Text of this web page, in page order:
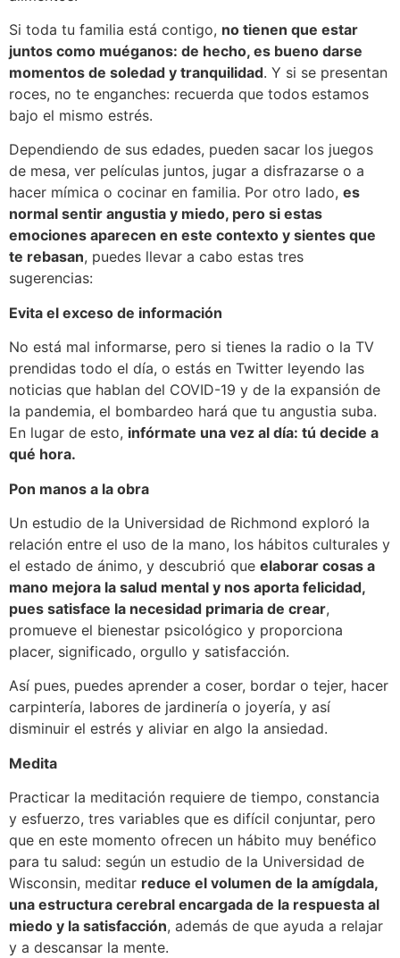
Si toda tu familia está contigo, no tienen que estar
juntos como muéganos: de hecho, es bueno darse
momentos de soledad y tranquilidad. Y si se presentan
roces, no te enganches: recuerda que todos estamos
bajo el mismo estrés.
Dependiendo de sus edades, pueden sacar los juegos
de mesa, ver películas juntos, jugar a disfrazarse o a
hacer mímica o cocinar en familia. Por otro lado, es
normal sentir angustia y miedo, pero si estas
emociones aparecen en este contexto y sientes que
te rebasan, puedes llevar a cabo estas tres
sugerencias:
Evita el exceso de información
No está mal informarse, pero si tienes la radio o la TV
prendidas todo el día, o estás en Twitter leyendo las
noticias que hablan del COVID-19 y de la expansión de
la pandemia, el bombardeo hará que tu angustia suba.
En lugar de esto, infórmate una vez al día: tú decide a
qué hora.
Pon manos a la obra
Un estudio de la Universidad de Richmond exploró la
relación entre el uso de la mano, los hábitos culturales y
el estado de ánimo, y descubrió que elaborar cosas a
mano mejora la salud mental y nos aporta felicidad,
pues satisface la necesidad primaria de crear,
promueve el bienestar psicológico y proporciona
placer, significado, orgullo y satisfacción.
Así pues, puedes aprender a coser, bordar o tejer, hacer
carpintería, labores de jardinería o joyería, y así
disminuir el estrés y aliviar en algo la ansiedad.
Medita
Practicar la meditación requiere de tiempo, constancia
y esfuerzo, tres variables que es difícil conjuntar, pero
que en este momento ofrecen un hábito muy benéfico
para tu salud: según un estudio de la Universidad de
Wisconsin, meditar reduce el volumen de la amígdala,
una estructura cerebral encargada de la respuesta al
miedo y la satisfacción, además de que ayuda a relajar
y a descansar la mente.